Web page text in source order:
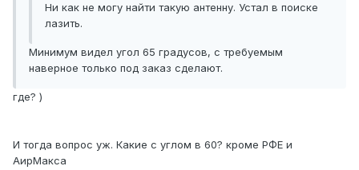
Ни как не могу найти такую антенну. Устал в поиске
лазить.
Минимум видел угол 65 градусов, с требуемым
наверное только под заказ сделают.
где? )
И тогда вопрос уж. Какие с углом в 60? кроме РФЕ и
АирМакса